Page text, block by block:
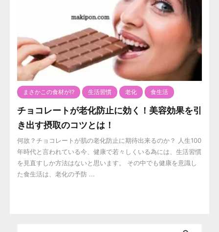
まさかこの食材が⁉️ 生活習慣 老化 食生活
チョコレートが老化防止に効く！美容効果を引
き出す摂取のコツとは！
何故？チョコレートが肌の老化防止に期待出来るのか？ 人生100
年時代と言われている今、健康で若々しくいる為には、生活習慣
を見直すしか方法はないと思います。 その中でも健康を意識し
た食生活は、老化の予防 ...